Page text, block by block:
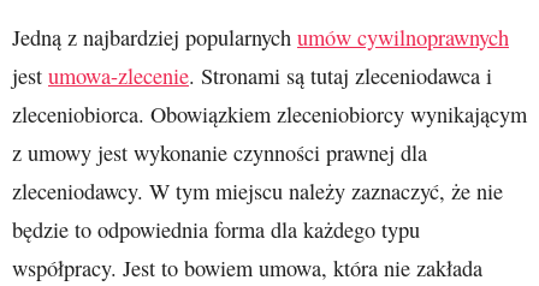
Jedną z najbardziej popularnych umów cywilnoprawnych
jest umowa-zlecenie. Stronami są tutaj zleceniodawca i
zleceniobiorca. Obowiązkiem zleceniobiorcy wynikającym
z umowy jest wykonanie czynności prawnej dla
zleceniodawcy. W tym miejscu należy zaznaczyć, że nie
będzie to odpowiednia forma dla każdego typu
współpracy. Jest to bowiem umowa, która nie zakłada